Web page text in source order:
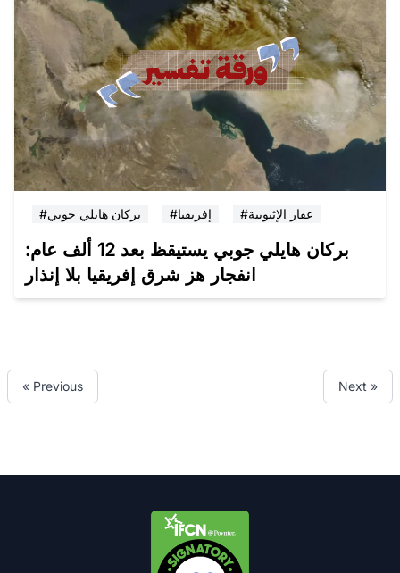
#بركان هايلي جوبي #إفريقيا #عفار الإثيوبية
بركان هايلي جوبي يستيقظ بعد 12 ألف عام:
انفجار هز شرق إفريقيا بلا إنذار
« Previous Next »